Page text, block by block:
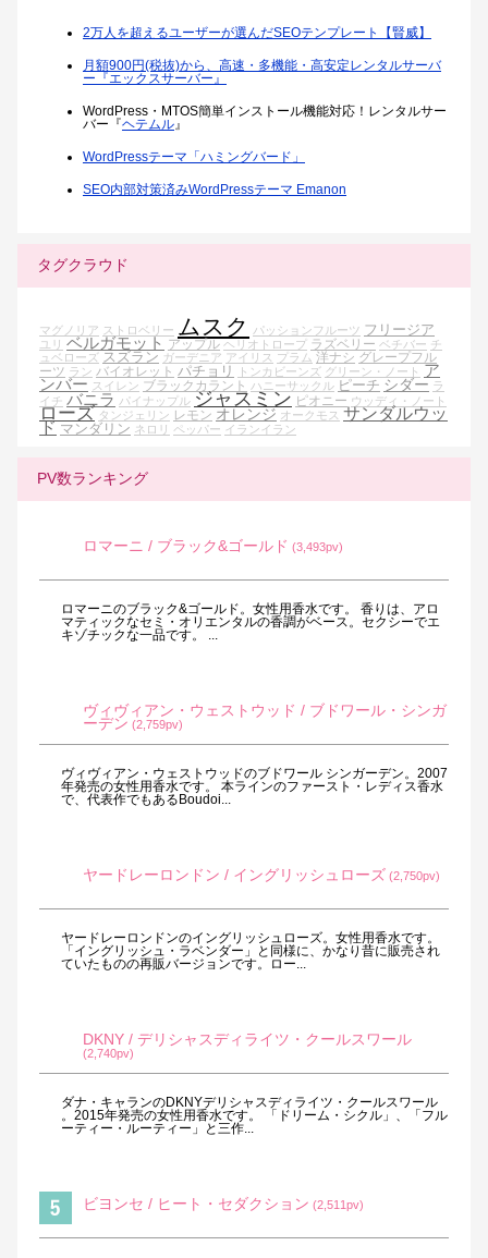
2万人を超えるユーザーが選んだSEOテンプレート【賢威】
月額900円(税抜)から、高速・多機能・高安定レンタルサーバ
ー『エックスサーバー』
WordPress・MTOS簡単インストール機能対応！レンタルサー
バー『ヘテムル』
WordPressテーマ「ハミングバード」
SEO内部対策済みWordPressテーマ Emanon
タグクラウド
マグノリア ストロベリー ムスク パッションフルーツ フリージア
ユリ ベルガモット アップル ヘリオトロープ ラズベリー ベチバー チ
ュベローズ スズラン ガーデニア アイリス プラム 洋ナシ グレープフル
ーツ ラン バイオレット パチョリ トンカビーンズ グリーン・ノート ア
ンバー スイレン ブラックカラント ハニーサックル ピーチ シダー ラ
イチ バニラ パイナップル ジャスミン ピオニー ウッディ・ノート
ローズ タンジェリン レモン オレンジ オークモス サンダルウッ
ド マンダリン ネロリ ペッパー イランイラン
PV数ランキング
ロマーニ / ブラック&ゴールド (3,493pv)
ロマーニのブラック&ゴールド。女性用香水です。 香りは、アロ
マティックなセミ・オリエンタルの香調がベース。セクシーでエ
キゾチックな一品です。 ...
ヴィヴィアン・ウェストウッド / ブドワール・シンガ
ーデン (2,759pv)
ヴィヴィアン・ウェストウッドのブドワール シンガーデン。2007
年発売の女性用香水です。 本ラインのファースト・レディス香水
で、代表作でもあるBoudoi...
ヤードレーロンドン / イングリッシュローズ (2,750pv)
ヤードレーロンドンのイングリッシュローズ。女性用香水です。
「イングリッシュ・ラベンダー」と同様に、かなり昔に販売され
ていたものの再販バージョンです。ロー...
DKNY / デリシャスディライツ・クールスワール
(2,740pv)
ダナ・キャランのDKNYデリシャスディライツ・クールスワール
。2015年発売の女性用香水です。 「ドリーム・シクル」、「フル
ーティー・ルーティー」と三作...
ビヨンセ / ヒート・セダクション (2,511pv)